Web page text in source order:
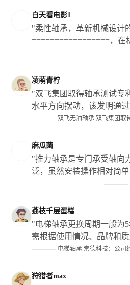
白天看电影1
"柔性轴承，革新机械设计
=================，
念和技术手段已经成为当
愈发重要的角色。**它们
活的转动和支撑作用**，还
效率和可靠性以及使用寿
业带来了可观的经济效益
凌萌青柠
"双飞集团取得轴承测试专
水平方向摆动，该发明通
调节了升降油缸在试验组
上适当的位置处从而避免
———— 双飞无油轴承 双飞集团取得轴承测试专利，
麻瓜菌
"推力轴承是专门承受轴向
泛，虽然安装操作相对简
错误发生 ，在装配过程中
型号和规格 ；最后确保正
位置 此外还需注意保持架
材质等因素对整体性能的
————
荔枝千层蛋糕
"电梯轴承更换周期一般为
需根据使用情况、品牌和
和维修过程中应注意检查
———— 电梯轴承 崇德科技：公司经
狩猎者max